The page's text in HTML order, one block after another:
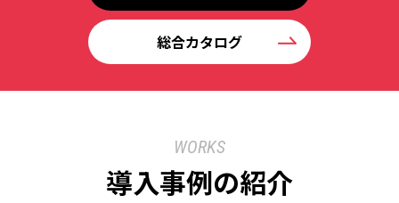
総合カタログ
WORKS
導入事例の紹介